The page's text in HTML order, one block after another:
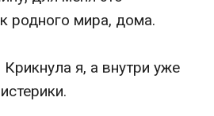
родного мира, дома.
я, а внутри уже